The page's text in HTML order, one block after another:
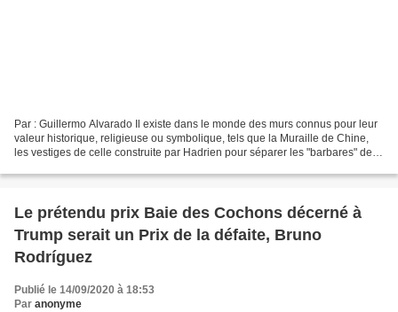
Par : Guillermo Alvarado Il existe dans le monde des murs connus pour leur
valeur historique, religieuse ou symbolique, tels que la Muraille de Chine,
les vestiges de celle construite par Hadrien pour séparer les "barbares" de
Le prétendu prix Baie des Cochons décerné à
Trump serait un Prix de la défaite, Bruno
Rodríguez
Publié le 14/09/2020 à 18:53
Par anonyme